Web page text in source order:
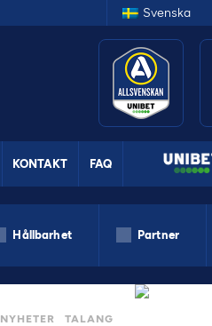
Svenska
KONTAKT FAQ
Hållbarhet Partner
NYHETER TALANG